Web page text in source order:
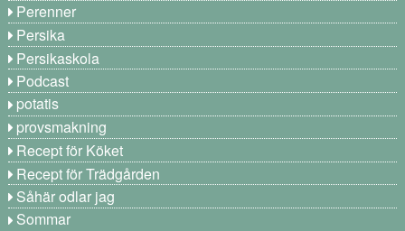
Perenner
Persika
Persikaskola
Podcast
potatis
provsmakning
Recept för Köket
Recept för Trädgården
Såhär odlar jag
Sommar